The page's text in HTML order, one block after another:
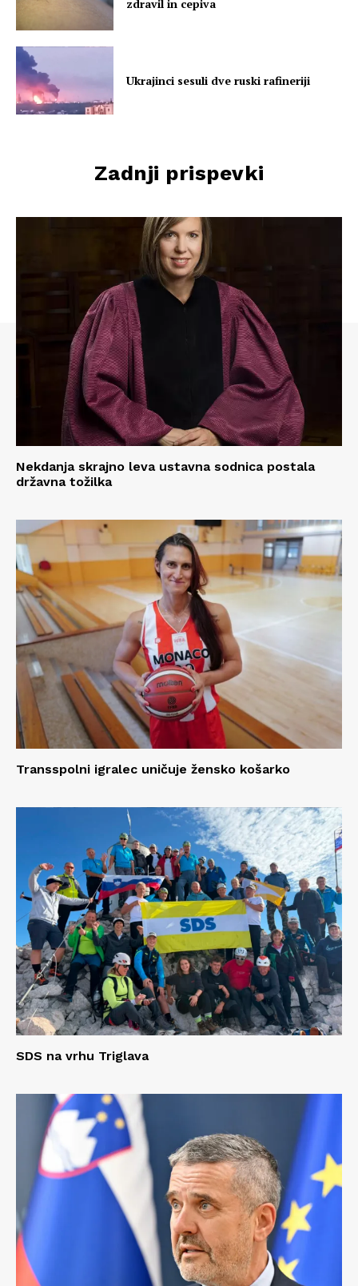
zdravil in cepiva
Ukrajinci sesuli dve ruski rafineriji
Zadnji prispevki
Nekdanja skrajno leva ustavna sodnica postala
državna tožilka
Transspolni igralec uničuje žensko košarko
SDS na vrhu Triglava